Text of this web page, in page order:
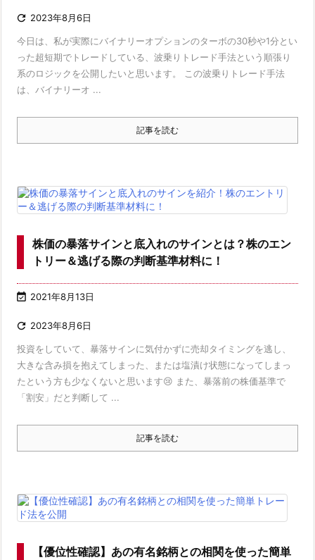
 2023年8月6日
今日は、私が実際にバイナリーオプションのターボの30秒や1分とい
った超短期でトレードしている、波乗りトレード手法という順張り
系のロジックを公開したいと思います。 この波乗りトレード手法
は、バイナリーオ ...
記事を読む
株価の暴落サインと底入れのサインとは？株のエン
トリー＆逃げる際の判断基準材料に！
 2021年8月13日
 2023年8月6日
投資をしていて、暴落サインに気付かずに売却タイミングを逃し、
大きな含み損を抱えてしまった、または塩漬け状態になってしまっ
たという方も少なくないと思います😢 また、暴落前の株価基準で
「割安」だと判断して ...
記事を読む
【優位性確認】あの有名銘柄との相関を使った簡単